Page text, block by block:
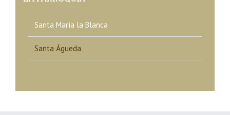
Santa María la Blanca
Santa Águeda